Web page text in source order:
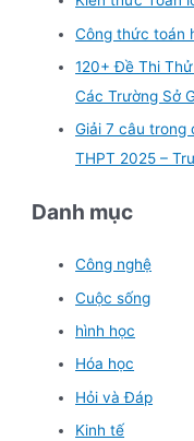
Công thức toán
120+ Đề Thi
Các Trường Sở
Giải 7 câu trong
THPT 2025 –
Danh mục
Công nghệ
Cuộc sống
hình học
Hóa học
Hỏi và Đáp
Kinh tế